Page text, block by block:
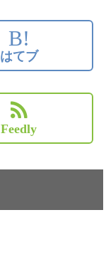
B!
はてブ
Feedly